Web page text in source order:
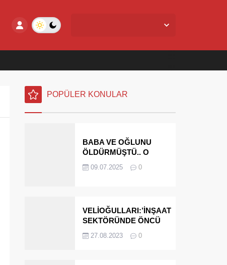
POPÜLER KONULAR
BABA VE OĞLUNU
ÖLDÜRMÜŞTÜ.. O
MİRASÇILARI
09.07.2025 0
VELİOĞULLARI:’İNŞAAT
SEKTÖRÜNDE ÖNCÜ
EDECEĞİZ’
27.08.2023 0